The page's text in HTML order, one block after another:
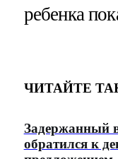
ребенка
ЧИТАЙТЕ
Задержанный
обратился к